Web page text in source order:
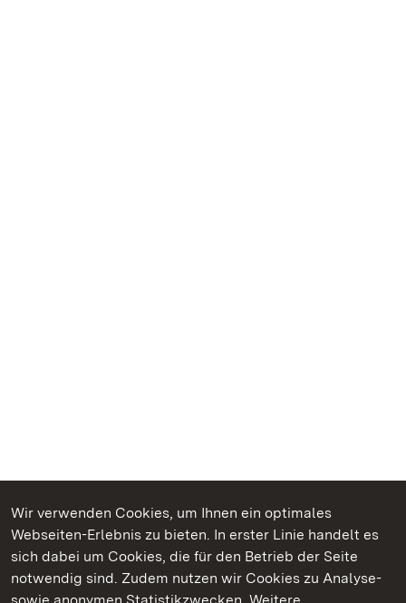
Wir verwenden Cookies, um Ihnen ein optimales
Webseiten-Erlebnis zu bieten. In erster Linie handelt es
sich dabei um Cookies, die für den Betrieb der Seite
notwendig sind. Zudem nutzen wir Cookies zu Analyse-
Kommen. Staunen. Genießen.